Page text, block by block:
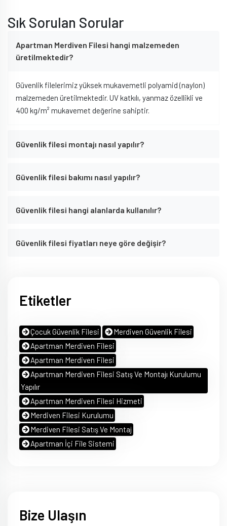
Sık Sorulan Sorular
Apartman Merdiven Filesi hangi malzemeden
üretilmektedir?
Güvenlik filelerimiz yüksek mukavemetli polyamid (naylon)
malzemeden üretilmektedir. UV katkılı, yanmaz özellikli ve
400 kg/m² mukavemet değerine sahiptir.
Güvenlik filesi montajı nasıl yapılır?
Güvenlik filesi bakımı nasıl yapılır?
Güvenlik filesi hangi alanlarda kullanılır?
Güvenlik filesi fiyatları neye göre değişir?
Etiketler
Çocuk Güvenlik Filesi
Merdiven Güvenlik Filesi
Apartman Merdiven Filesi
Apartman Merdiven Filesi
Apartman Merdiven Filesi Satış Ve Montajı Kurulumu
Yapılır
Apartman Merdiven Filesi Hizmeti
Merdiven Filesi Kurulumu
Merdiven Filesi Satış Ve Montaj
Apartman İçi File Sistemi
Bize Ulaşın